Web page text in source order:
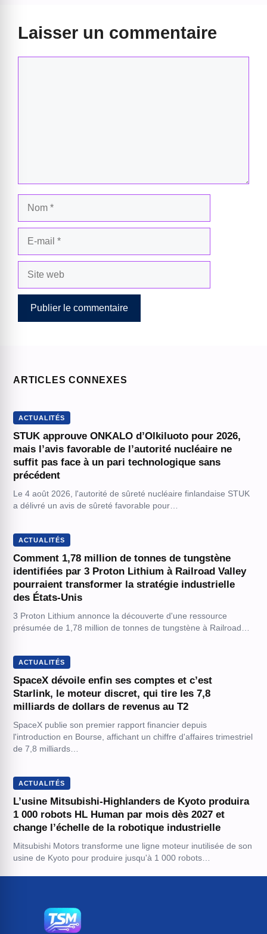
Laisser un commentaire
ARTICLES CONNEXES
ACTUALITÉS
STUK approuve ONKALO d’Olkiluoto pour 2026,
mais l’avis favorable de l’autorité nucléaire ne
suffit pas face à un pari technologique sans
précédent
Le 4 août 2026, l'autorité de sûreté nucléaire finlandaise STUK
a délivré un avis de sûreté favorable pour…
ACTUALITÉS
Comment 1,78 million de tonnes de tungstène
identifiées par 3 Proton Lithium à Railroad Valley
pourraient transformer la stratégie industrielle
des États-Unis
3 Proton Lithium annonce la découverte d'une ressource
présumée de 1,78 million de tonnes de tungstène à Railroad…
ACTUALITÉS
SpaceX dévoile enfin ses comptes et c’est
Starlink, le moteur discret, qui tire les 7,8
milliards de dollars de revenus au T2
SpaceX publie son premier rapport financier depuis
l'introduction en Bourse, affichant un chiffre d'affaires trimestriel
de 7,8 milliards…
ACTUALITÉS
L’usine Mitsubishi-Highlanders de Kyoto produira
1 000 robots HL Human par mois dès 2027 et
change l’échelle de la robotique industrielle
Mitsubishi Motors transforme une ligne moteur inutilisée de son
usine de Kyoto pour produire jusqu'à 1 000 robots…